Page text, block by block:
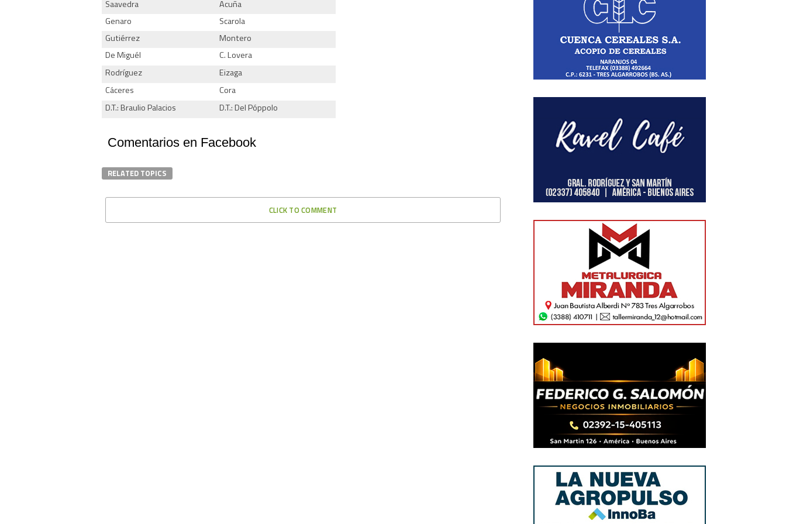
Saavedra
Acuña
Genaro
Scarola
Gutiérrez
Montero
De Miguél
C. Lovera
Rodríguez
Eizaga
Cáceres
Cora
D.T.: Braulio Palacios
D.T.: Del Póppolo
Comentarios en Facebook
RELATED TOPICS
CLICK TO COMMENT